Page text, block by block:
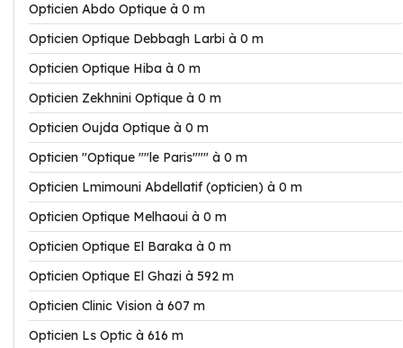
Opticien Abdo Optique à 0 m
Opticien Optique Debbagh Larbi à 0 m
Opticien Optique Hiba à 0 m
Opticien Zekhnini Optique à 0 m
Opticien Oujda Optique à 0 m
Opticien "Optique ""le Paris""" à 0 m
Opticien Lmimouni Abdellatif (opticien) à 0 m
Opticien Optique Melhaoui à 0 m
Opticien Optique El Baraka à 0 m
Opticien Optique El Ghazi à 592 m
Opticien Clinic Vision à 607 m
Opticien Ls Optic à 616 m